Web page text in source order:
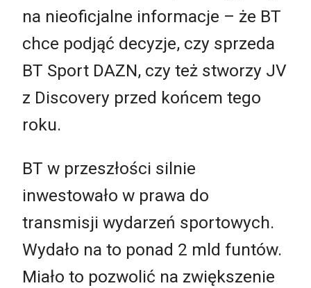
na nieoficjalne informacje – że BT
chce podjąć decyzje, czy sprzeda
BT Sport DAZN, czy też stworzy JV
z Discovery przed końcem tego
roku.
BT w przeszłości silnie
inwestowało w prawa do
transmisji wydarzeń sportowych.
Wydało na to ponad 2 mld funtów.
Miało to pozwolić na zwiększenie